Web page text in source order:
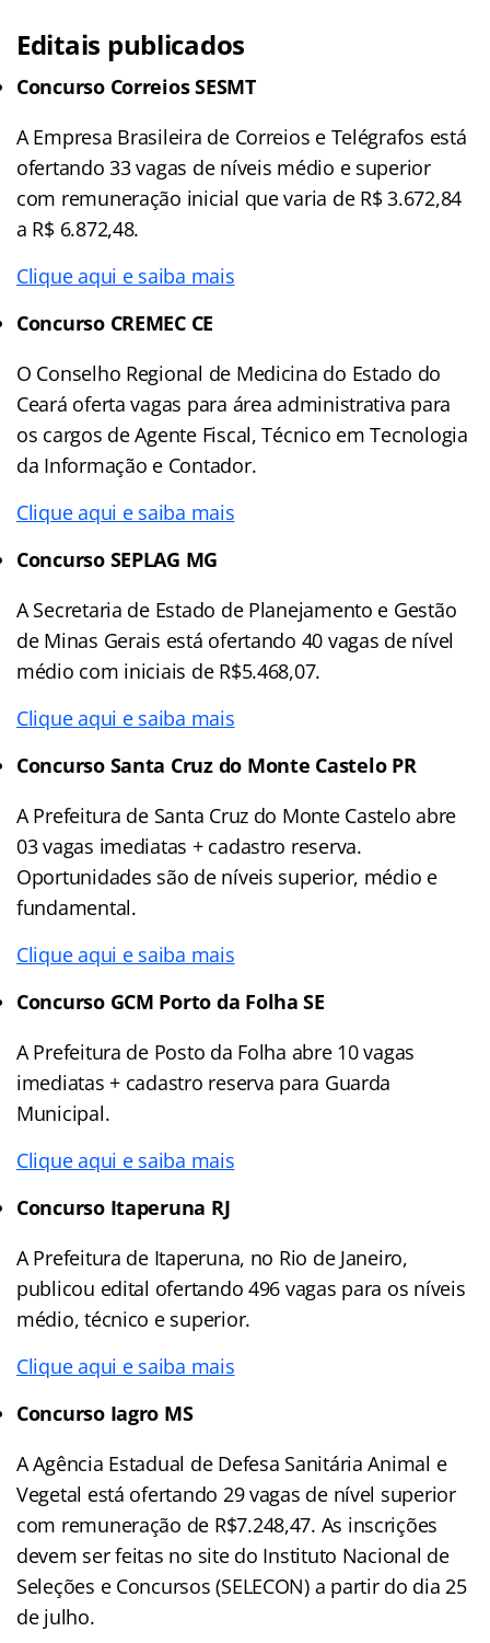
Editais publicados
Concurso Correios SESMT
A Empresa Brasileira de Correios e Telégrafos está
ofertando 33 vagas de níveis médio e superior
com remuneração inicial que varia de R$ 3.672,84
a R$ 6.872,48.
Clique aqui e saiba mais
Concurso CREMEC CE
O Conselho Regional de Medicina do Estado do
Ceará oferta vagas para área administrativa para
os cargos de Agente Fiscal, Técnico em Tecnologia
da Informação e Contador.
Clique aqui e saiba mais
Concurso SEPLAG MG
A Secretaria de Estado de Planejamento e Gestão
de Minas Gerais está ofertando 40 vagas de nível
médio com iniciais de R$5.468,07.
Clique aqui e saiba mais
Concurso Santa Cruz do Monte Castelo PR
A Prefeitura de Santa Cruz do Monte Castelo abre
03 vagas imediatas + cadastro reserva.
Oportunidades são de níveis superior, médio e
fundamental.
Clique aqui e saiba mais
Concurso GCM Porto da Folha SE
A Prefeitura de Posto da Folha abre 10 vagas
imediatas + cadastro reserva para Guarda
Municipal.
Clique aqui e saiba mais
Concurso Itaperuna RJ
A Prefeitura de Itaperuna, no Rio de Janeiro,
publicou edital ofertando 496 vagas para os níveis
médio, técnico e superior.
Clique aqui e saiba mais
Concurso Iagro MS
A Agência Estadual de Defesa Sanitária Animal e
Vegetal está ofertando 29 vagas de nível superior
com remuneração de R$7.248,47. As inscrições
devem ser feitas no site do Instituto Nacional de
Seleções e Concursos (SELECON) a partir do dia 25
de julho.